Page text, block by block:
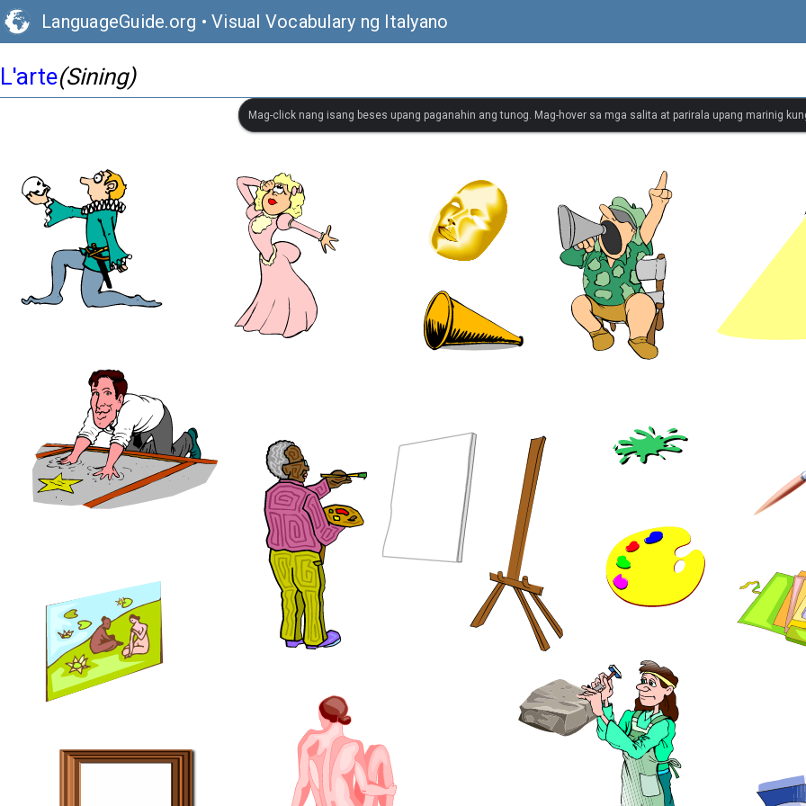
LanguageGuide.org • Visual Vocabulary ng Italyano
L'arte(Sining)
Mag-click nang isang beses upang paganahin ang tunog. Mag-hover sa mga salita at parirala upang marinig